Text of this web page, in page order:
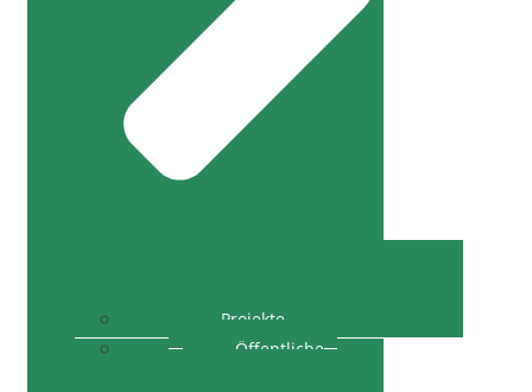
Projekte
Öffentliche